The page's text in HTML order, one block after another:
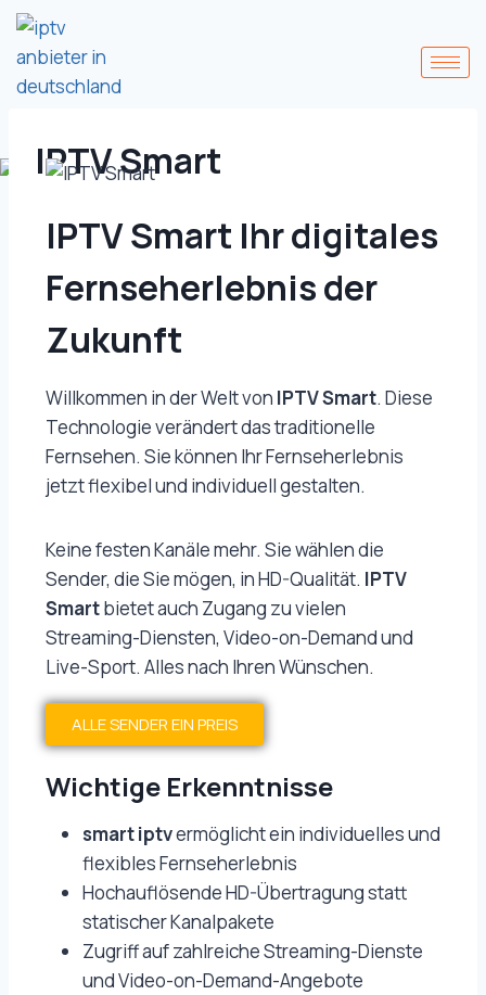
IPTV Smart
IPTV Smart Ihr digitales
Fernseherlebnis der
Zukunft
Willkommen in der Welt von IPTV Smart. Diese
Technologie verändert das traditionelle
Fernsehen. Sie können Ihr Fernseherlebnis
jetzt flexibel und individuell gestalten.
Keine festen Kanäle mehr. Sie wählen die
Sender, die Sie mögen, in HD-Qualität. IPTV
Smartbietet auch Zugang zu vielen
Streaming-Diensten, Video-on-Demand und
Live-Sport. Alles nach Ihren Wünschen.
ALLE SENDER EIN PREIS
Wichtige Erkenntnisse
smart iptvermöglicht ein individuelles und
flexibles Fernseherlebnis
Hochauflösende HD-Übertragung statt
statischer Kanalpakete
Zugriff auf zahlreiche Streaming-Dienste
und Video-on-Demand-Angebote